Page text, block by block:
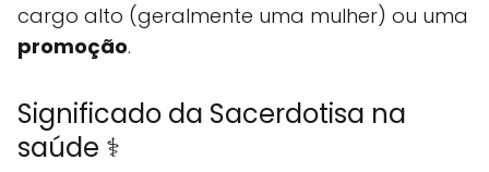
cargo alto (geralmente uma mulher) ou uma
promoção.
Significado da Sacerdotisa na
saúde ⚕️